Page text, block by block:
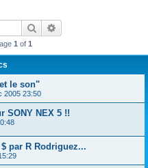
Search
1 of 1
le son"
2005 23:50
SONY NEX 5 !!
par R Rodriguez...